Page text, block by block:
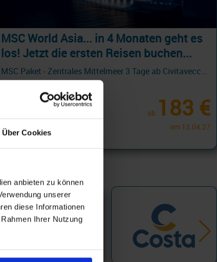
Über Cookies
anbieten zu können
unserer
diese Informationen
Ihrer Nutzung
MSC World Asia... in 4 Monaten geht es
los! Jetzt die ersten Reisen buchen...
MSC Paket - Zentrales Mittelmeer 3 Tage ab Civitavecchia - Rom an Valletta - HOLIDAY BREAKS mit Cashback
04.12.26 - 01.11.28
ab 183 €
am 12.04.27